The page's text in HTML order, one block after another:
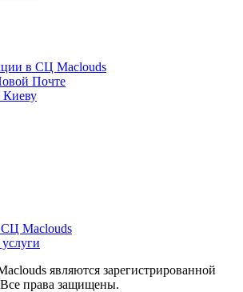
в СЦ Maclouds
Почте
Киеву
СЦ Maclouds
являются зарегистрированной
права защищены.